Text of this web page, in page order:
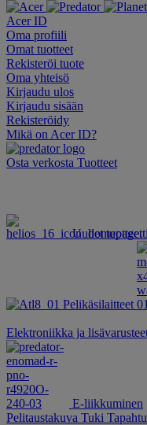
Acer ID
Oma profiili
Omat tuotteet
Rekisteröi tuote
Oma yhteisö
Kirjaudu ulos
Kirjaudu sisään
Rekisteröidy
Mikä on Acer ID?
Osta verkosta Tuotteet
Uudet tuotteet
Pelikäsilaitteet
Elektroniikka ja
E-liikkuminen
Pelitaustakuva Tuki